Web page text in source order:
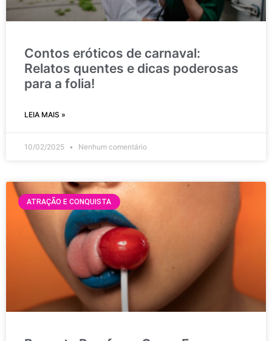
Contos eróticos de carnaval:
Relatos quentes e dicas poderosas
para a folia!
LEIA MAIS »
10/02/2025 Nenhum comentário
ATRAÇÃO E CONQUISTA